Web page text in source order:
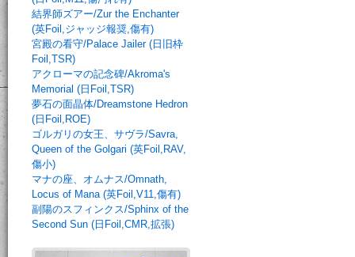
結界師ズアー/Zur the Enchanter
(英Foil,ジャッジ報奨,傷有)
宮殿の看守/Palace Jailer (日旧枠
Foil,TSR)
アクローマの記念碑/Akroma's
Memorial (日Foil,TSR)
夢石の面晶体/Dreamstone Hedron
(日Foil,ROE)
ゴルガリの女王、サヴラ/Savra,
Queen of the Golgari (英Foil,RAV,
傷小)
マナの座、オムナス/Omnath,
Locus of Mana (英Foil,V11,傷有)
副陽のスフィンクス/Sphinx of the
Second Sun (日Foil,CMR,拡張)